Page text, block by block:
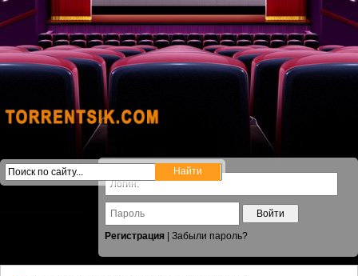
Войти
Регистрация
Забыли пароль?